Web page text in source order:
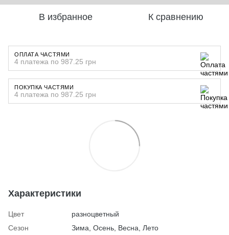
В избранное К сравнению
ОПЛАТА ЧАСТЯМИ
4 платежа по 987.25 грн
ПОКУПКА ЧАСТЯМИ
4 платежа по 987.25 грн
Характеристики
Цвет
разноцветный
Сезон
Зима, Осень, Весна, Лето